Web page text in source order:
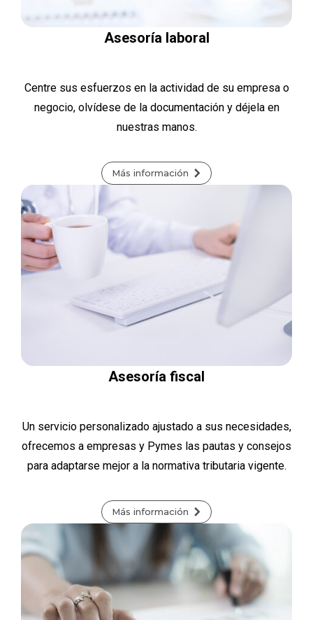
Asesoría laboral
Centre sus esfuerzos en la actividad de su empresa o
negocio, olvídese de la documentación y déjela en
nuestras manos.
Más información
Asesoría fiscal
Un servicio personalizado ajustado a sus necesidades,
ofrecemos a empresas y Pymes las pautas y consejos
para adaptarse mejor a la normativa tributaria vigente.
Más información